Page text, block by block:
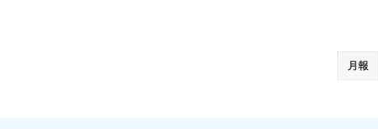
月報